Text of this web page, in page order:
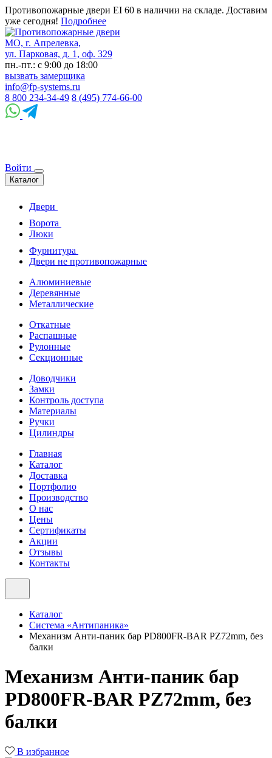
Противопожарные двери EI 60 в наличии на складе. Доставим
уже сегодня! Подробнее
МО, г. Апрелевка,
ул. Парковая, д. 1, оф. 329
пн.-пт.: с 9:00 до 18:00
вызвать замерщика
info@fp-systems.ru
8 800 234-34-49 8 (495) 774-66-00
Войти
Каталог
Двери
Ворота
Люки
Фурнитура
Двери не противопожарные
Алюминиевые
Деревянные
Металлические
Откатные
Распашные
Рулонные
Секционные
Доводчики
Замки
Контроль доступа
Материалы
Ручки
Цилиндры
Главная
Каталог
Доставка
Портфолио
Производство
О нас
Цены
Сертификаты
Акции
Отзывы
Контакты
Каталог
Система «Антипаника»
Механизм Анти-паник бар PD800FR-BAR PZ72mm, без
балки
Механизм Анти-паник бар
PD800FR-BAR PZ72mm, без
балки
В избранное